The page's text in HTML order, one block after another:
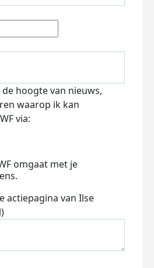
hoogte van nieuws,
waarop ik kan
via:
omgaat met je
actiepagina van Ilse